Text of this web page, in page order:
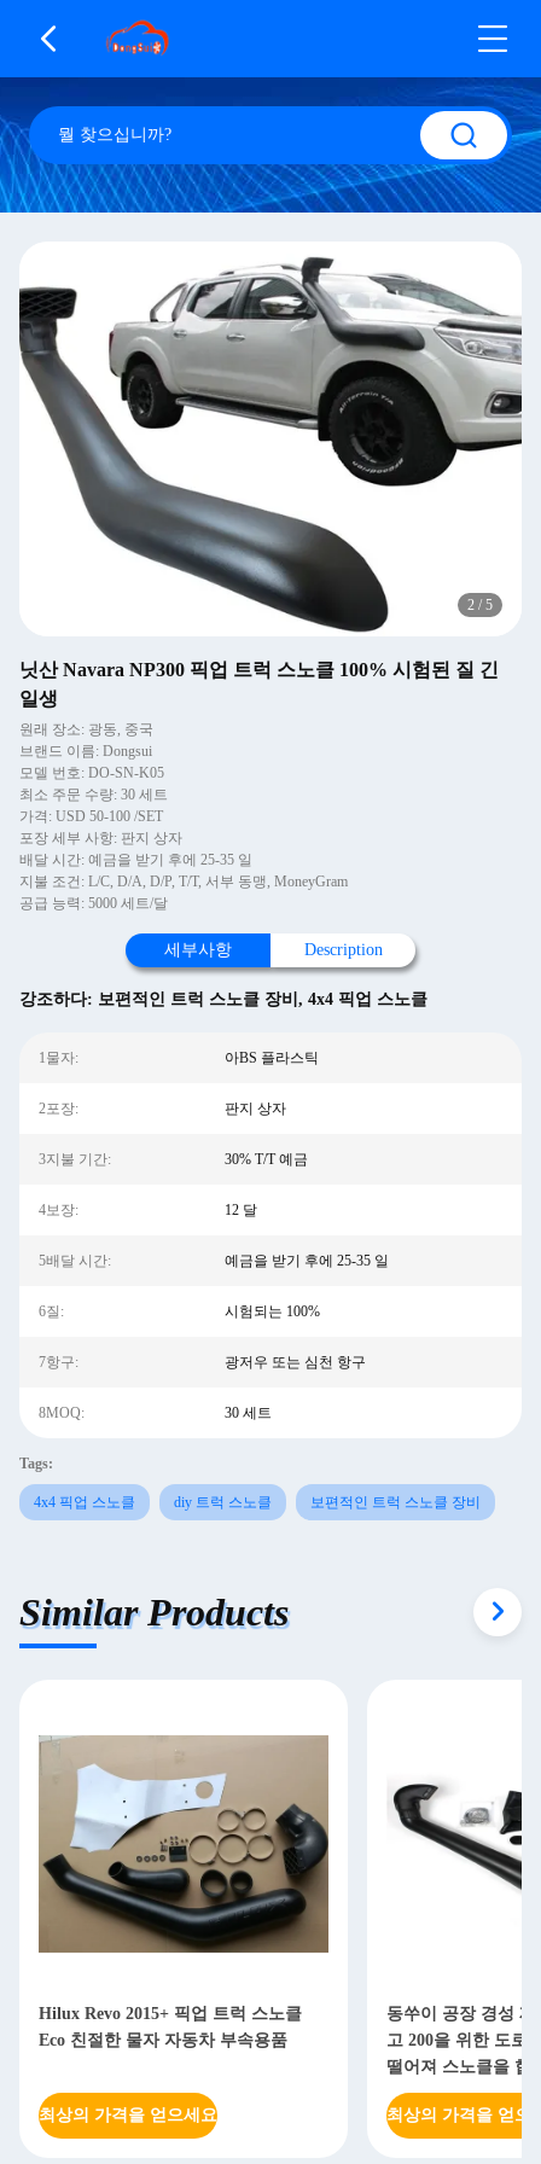
2 / 5
닛산 Navara NP300 픽업 트럭 스노클 100% 시험된 질 긴
일생
원래 장소: 광동, 중국
브랜드 이름: Dongsui
모델 번호: DO-SN-K05
최소 주문 수량: 30 세트
가격: USD 50-100 /SET
포장 세부 사항: 판지 상자
배달 시간: 예금을 받기 후에 25-35 일
지불 조건: L/C, D/A, D/P, T/T, 서부 동맹, MoneyGram
공급 능력: 5000 세트/달
세부사항 Description
강조하다: 보편적인 트럭 스노클 장비 , 4x4 픽업 스노클
1물자: 아BS 플라스틱
2포장: 판지 상자
3지불 기간: 30% T/T 예금
4보장: 12 달
5배달 시간: 예금을 받기 후에 25-35 일
6질: 시험되는 100%
7항구: 광저우 또는 심천 항구
8MOQ: 30 세트
Tags:
4x4 픽업 스노클 diy 트럭 스노클 보편적인 트럭 스노클 장비
Similar Products
Hilux Revo 2015+ 픽업 트럭 스노클
Eco 친절한 물자 자동차 부속용품
최상의 가격을 얻으세요
동쑤이 공장 경성
고 200을 위한 도로
떨어져 스노클을 합
최상의 가격을 얻으